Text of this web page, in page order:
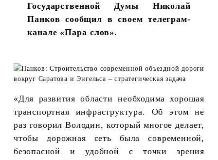
Государственной Думы Николай
Панков сообщил в своем телеграм-
канале «Пара слов».
«Для развития области необходима хорошая
транспортная инфраструктура. Об этом не
раз говорил Володин, который многое делает,
чтобы дорожная сеть была современной,
безопасной и удобной с точки зрения